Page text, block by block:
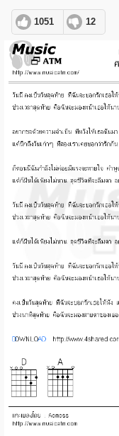
pause
1051 12